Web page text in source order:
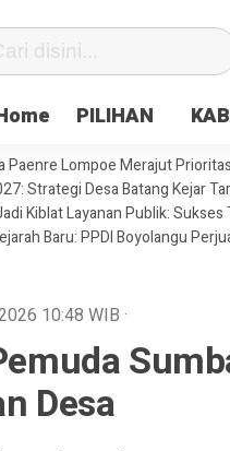
PILIHAN
Paenre Lompoe Merajut
Strategi Desa Batang Kejar
Kiblat Layanan Publik:
Baru: PPDI Boyolangu
10:48 WIB ·
Desa